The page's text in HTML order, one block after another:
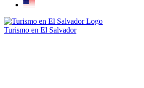
Turismo en El Salvador